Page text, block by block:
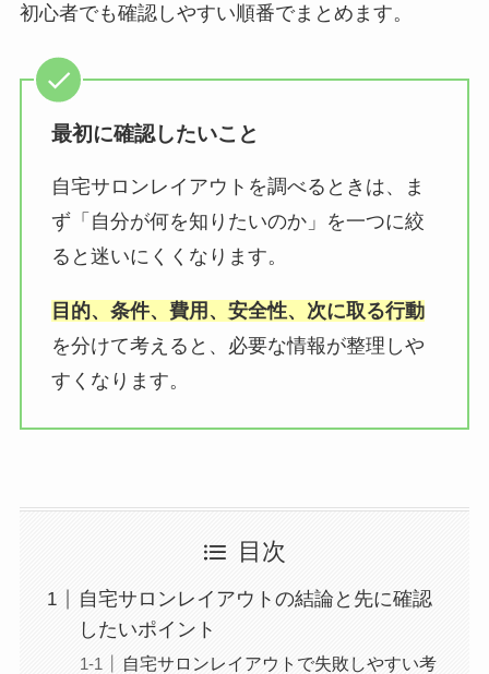
初心者でも確認しやすい順番でまとめます。
最初に確認したいこと
自宅サロンレイアウトを調べるときは、ま
ず「自分が何を知りたいのか」を一つに絞
ると迷いにくくなります。
目的、条件、費用、安全性、次に取る行動
を分けて考えると、必要な情報が整理しや
すくなります。
目次
自宅サロンレイアウトの結論と先に確認
したいポイント
自宅サロンレイアウトで失敗しやすい考